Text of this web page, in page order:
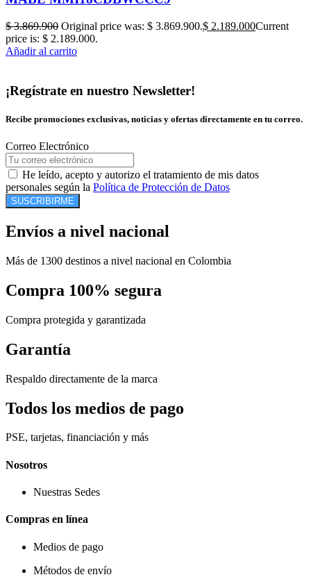
$3.869.900 Original price was: $ 3.869.900.$ 2.189.000Current
price is: $ 2.189.000.
Añadir al carrito
¡Regístrate en nuestro Newsletter!
Recibe promociones exclusivas, noticias y ofertas directamente en tu correo.
Correo Electrónico
He leído, acepto y autorizo el tratamiento de mis datos
personales según la Política de Protección de Datos
SUSCRIBIRME
Envíos a nivel nacional
Más de 1300 destinos a nivel nacional en Colombia
Compra 100% segura
Compra protegida y garantizada
Garantía
Respaldo directamente de la marca
Todos los medios de pago
PSE, tarjetas, financiación y más
Nosotros
Nuestras Sedes
Compras en línea
Medios de pago
Métodos de envío